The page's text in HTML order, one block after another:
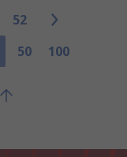
52
50 100